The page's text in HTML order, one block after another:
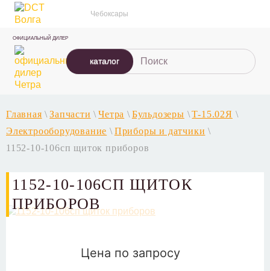
Чебоксары
ОФИЦИАЛЬНЫЙ ДИЛЕР
каталог
Главная \ Запчасти \ Четра \ Бульдозеры \ T-15.02Я \
Электрооборудование \ Приборы и датчики \
1152-10-106сп щиток приборов
1152-10-106СП ЩИТОК
ПРИБОРОВ
Цена по запросу